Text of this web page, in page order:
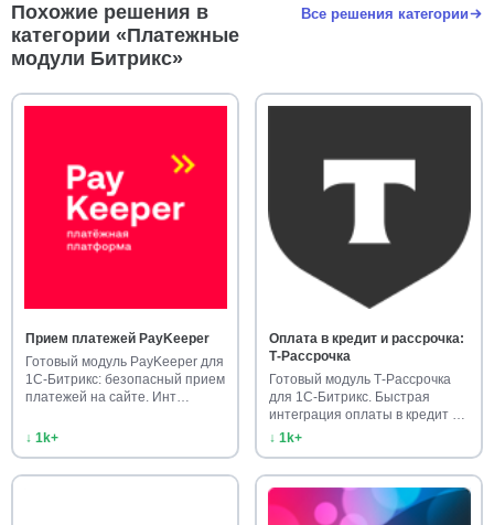
Похожие решения в
категории «Платежные
модули Битрикс»
Все решения категории
Прием платежей PayKeeper
Готовый модуль PayKeeper для
1С-Битрикс: безопасный прием
платежей на сайте. Инт…
↓ 1k+
Оплата в кредит и рассрочка:
Т-Рассрочка
Готовый модуль Т-Рассрочка
для 1С-Битрикс. Быстрая
интеграция оплаты в кредит и
…
↓ 1k+